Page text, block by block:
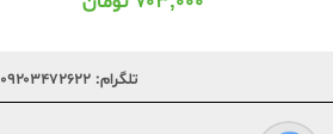
تلگرام: ۰۹۲۰۳۴۷۲۶۲۲